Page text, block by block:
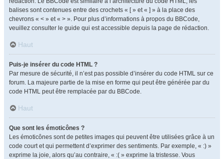
balises sont contenues entre des crochets « [ » et « ] » à la place des
chevrons « < » et « > ». Pour plus d’informations à propos du BBCode,
veuillez consulter le guide qui est accessible depuis la page de rédaction.
Haut
Puis-je insérer du code HTML ?
Par mesure de sécurité, il n’est pas possible d’insérer du code HTML sur ce
forum. La majeure partie de la mise en forme qui peut être générée par du
code HTML peut être remplacée par du BBCode.
Haut
Que sont les émoticônes ?
Les émoticônes sont de petites images qui peuvent être utilisées grâce à un
code court et qui permettent d’exprimer des sentiments. Par exemple, « :) »
exprime la joie, alors qu’au contraire, « :( » exprime la tristesse. Vous